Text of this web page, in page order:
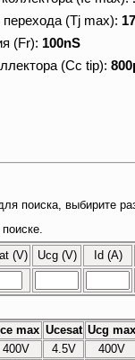
(Tj max):
(Fr): 100nS
(Cc tip):
поиска, выбирите
(V) Ucg (V) Id (A)
max Ucesat Ucg max
400V 4.5V
400V